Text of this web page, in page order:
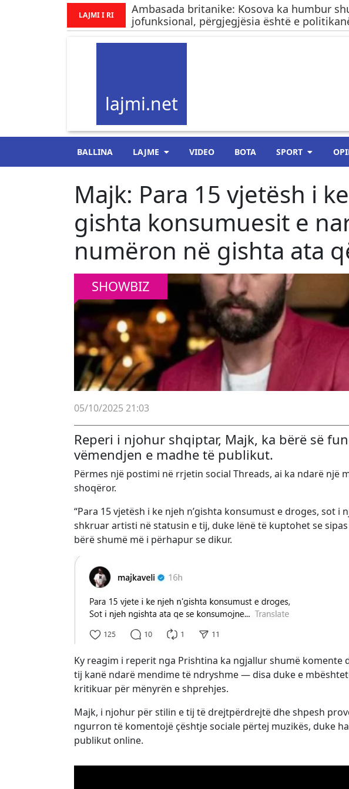
LAJMI I RI
Ambasada britanike: Kosova ka humbur
jofunksional, përgjegjësia është e
lajmi.net
BALLINA LAJME VIDEO BOTA SPORT
Majk: Para 15 vjetësh i
gishta konsumuesit e
numëron në gishta ata
SHOWBIZ
05/10/2025 21:03
Reperi i njohur shqiptar, Majk, ka bërë së
vëmendjen e madhe të publikut.
Përmes një postimi në rrjetin social Threads, ai ka ndarë një
shoqëror.
“Para 15 vjetësh i ke njeh n’gishta konsumust e droges, sot i
shkruar artisti në statusin e tij, duke lënë të kuptohet se
bërë shumë më i përhapur se dikur.
Ky reagim i reperit nga Prishtina ka ngjallur shumë komente
tij kanë ndarë mendime të ndryshme — disa duke e
kritikuar për mënyrën e shprehjes.
Majk, i njohur për stilin e tij të drejtpërdrejtë dhe shpesh
ngurron të komentojë çështje sociale përtej muzikës, duke
publikut online.